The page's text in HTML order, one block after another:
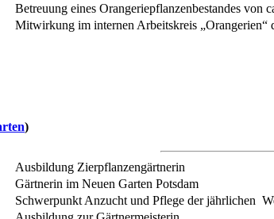
Betreuung eines Orangeriepflanzenbestandes von
Mitwirkung im internen Arbeitskreis „Orangerien“
)
Ausbildung Zierpflanzengärtnerin
Gärtnerin im Neuen Garten Potsdam
Schwerpunkt Anzucht und Pflege der jährlichen